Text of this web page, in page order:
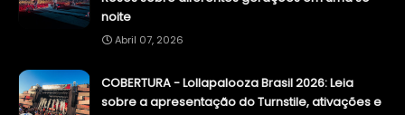
noite
Abril 07, 2026
COBERTURA - Lollapalooza Brasil 2026: Leia
sobre a apresentação do Turnstile, ativações e